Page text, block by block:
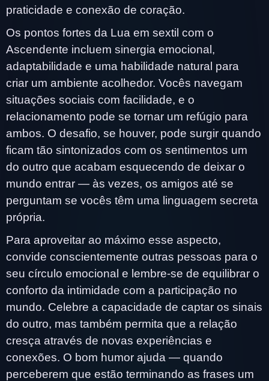
praticidade e conexão de coração.
Os pontos fortes da Lua em sextil com o
Ascendente incluem sinergia emocional,
adaptabilidade e uma habilidade natural para
criar um ambiente acolhedor. Vocês navegam
situações sociais com facilidade, e o
relacionamento pode se tornar um refúgio para
ambos. O desafio, se houver, pode surgir quando
ficam tão sintonizados com os sentimentos um
do outro que acabam esquecendo de deixar o
mundo entrar — às vezes, os amigos até se
perguntam se vocês têm uma linguagem secreta
própria.
Para aproveitar ao máximo esse aspecto,
convide conscientemente outras pessoas para o
seu círculo emocional e lembre-se de equilibrar o
conforto da intimidade com a participação no
mundo. Celebre a capacidade de captar os sinais
do outro, mas também permita que a relação
cresça através de novas experiências e
conexões. O bom humor ajuda — quando
perceberem que estão terminando as frases um